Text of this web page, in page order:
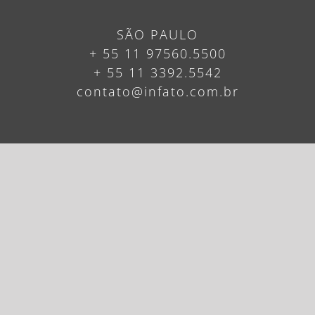
SÃO PAULO
+ 55 11 97560.5500
+ 55 11 3392.5542
contato@infato.com.br